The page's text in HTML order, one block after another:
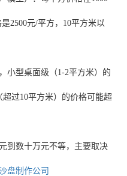
2500元/平方，10平方米以
小型桌面级（1-2平方米）的
过10平方米）的价格可能超
到数十万元不等，主要取决
盘制作公司